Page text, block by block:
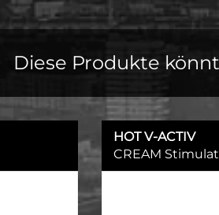
Diese Produkte
HOT V-ACTIV
CREAM